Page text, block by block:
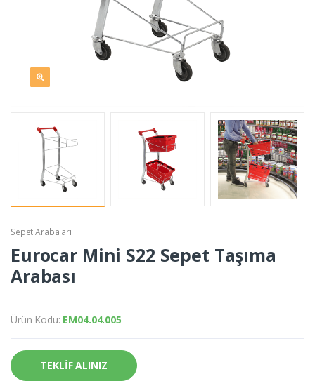
Sepet Arabaları
Eurocar Mini S22 Sepet Taşıma
Arabası
Ürün Kodu: EM04.04.005
TEKLİF ALINIZ